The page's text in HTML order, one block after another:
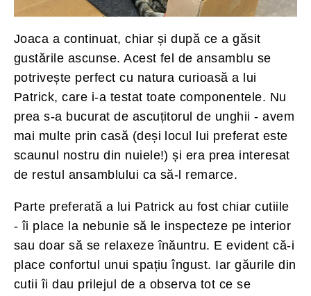
Joaca a continuat, chiar și după ce a găsit
gustările ascunse. Acest fel de ansamblu se
potrivește perfect cu natura curioasă a lui
Patrick, care i-a testat toate componentele. Nu
prea s-a bucurat de ascuțitorul de unghii - avem
mai multe prin casă (deși locul lui preferat este
scaunul nostru din nuiele!) și era prea interesat
de restul ansamblului ca să-l remarce.
Parte preferată a lui Patrick au fost chiar cutiile
- îi place la nebunie să le inspecteze pe interior
sau doar să se relaxeze înăuntru. E evident că-i
place confortul unui spațiu îngust. Iar găurile din
cutii îi dau prilejul de a observa tot ce se